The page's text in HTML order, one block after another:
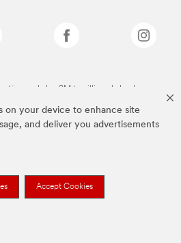
on your device to enhance site
and deliver you advertisements
Accept Cookies
tüm markalar, 3M tescilli markalarıdır.